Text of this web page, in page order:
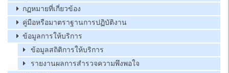
กฏหมายที่เกี่ยวข้อง
คู่มือหรือมาตราฐานการปฏิบัติงาน
ข้อมูลการให้บริการ
ข้อมูลสถิติการให้บริการ
รายงานผลการสำรวจความพึงพอใจ